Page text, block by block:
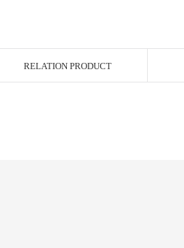
RELATION PRODUCT